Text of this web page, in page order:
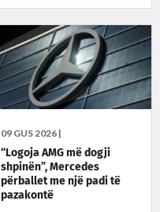
09 GUS 2026 |
“Logoja AMG më dogji
shpinën”, Mercedes
përballet me një padi të
pazakontë